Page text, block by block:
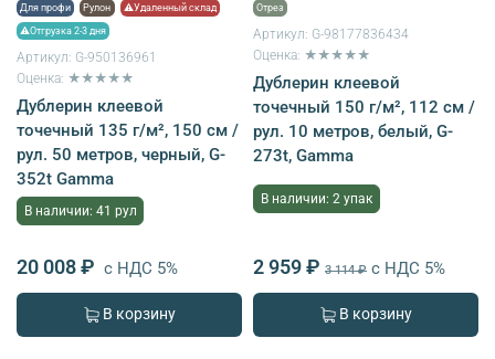
Для профи Рулон ⚠Удаленный склад
⚠Отгрузка 2-3 дня
Артикул: G-950136961
Оценка: ★★★★★
Дублерин клеевой
точечный 135 г/м², 150 см /
рул. 50 метров, черный, G-
352t Gamma
В наличии: 41 рул
20 008 ₽ с НДС 5%
В корзину
Отрез
Артикул: G-98177836434
Оценка: ★★★★★
Дублерин клеевой
точечный 150 г/м², 112 см /
рул. 10 метров, белый, G-
273t, Gamma
В наличии: 2 упак
2 959 ₽ 3 114 ₽ с НДС 5%
В корзину